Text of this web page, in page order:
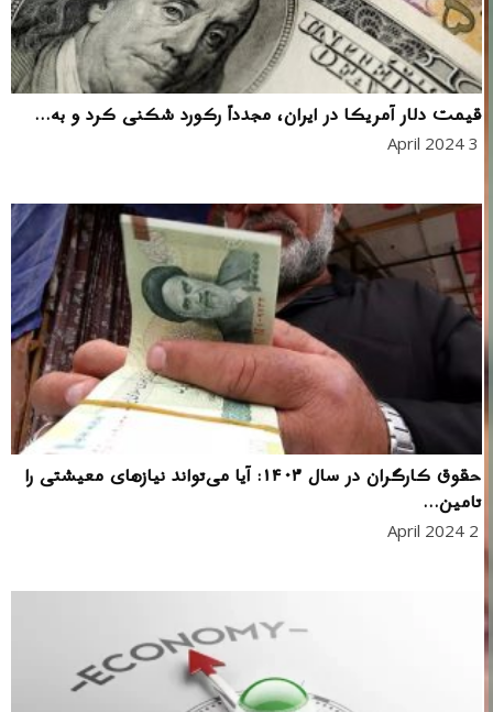
قیمت دلار آمریکا در ایران، مجدداً رکورد شکنی کرد و به...
3 April 2024
حقوق کارگران در سال ۱۴۰۳: آیا می‌تواند نیازهای معیشتی را
تامین...
2 April 2024